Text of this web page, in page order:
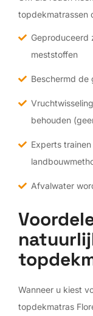
topdekmatrassen
Geproduceerd
meststoffen
Beschermd de
behouden
Experts
Afvalwater
Wanneer u kiest
topdekmatras